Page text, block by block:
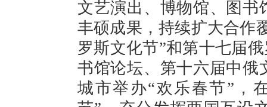
文艺演出、博物馆、图书
丰硕成果，持续扩大合作
罗斯文化节”和第十七届
书馆论坛、第十六届中俄
城市举办“欢乐春节”，